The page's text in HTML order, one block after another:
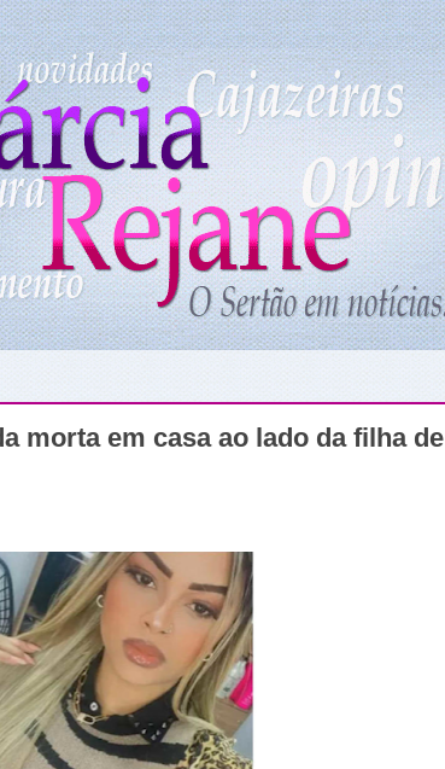
morta em casa ao lado da filha de